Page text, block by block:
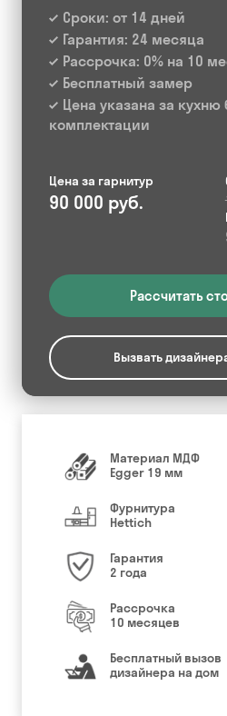
Сроки: от 14 дней
Гарантия: 24 месяца
Рассрочка: 0% на 10
Бесплатный замер
Цена указана за кухню
комплектации
Цена за гарнитур
90 000 руб.
Рассчитать
Вызвать
Материал МДФ
Egger 19 мм
Фурнитура
Hettich
Гарантия
2 года
Рассрочка
10 месяцев
Бесплатный вызов
дизайнера на дом